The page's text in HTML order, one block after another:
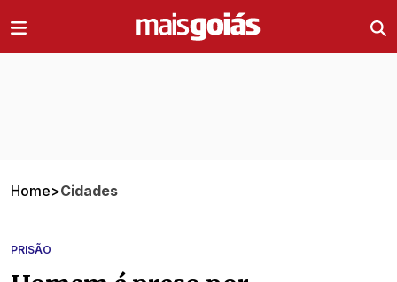
Home>Cidades
PRISÃO